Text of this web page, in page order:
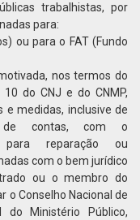
trabalhistas, por
para:
ou para o FAT (Fundo
nos termos do
do CNJ e do CNMP,
e medidas, inclusive de
de contas, com o
para reparação ou
com o bem jurídico
ou o membro do
o Conselho Nacional de
do Ministério Público,